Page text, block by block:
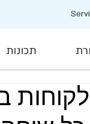
תכונות